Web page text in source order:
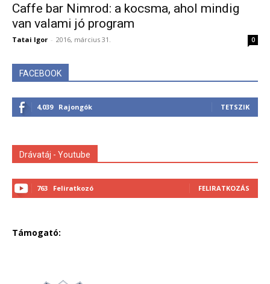
Caffe bar Nimrod: a kocsma, ahol mindig
van valami jó program
Tatai Igor - 2016, március 31. 0
FACEBOOK
4,039 Rajongók TETSZIK
Drávatáj - Youtube
763 Feliratkozó FELIRATKOZÁS
Támogató: